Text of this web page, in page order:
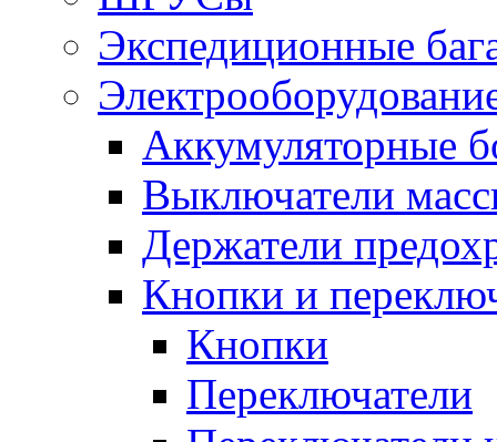
Экспедиционные
Аккумуляторные
Выключатели
Держатели
Кнопки и
Кнопки
Переключатели